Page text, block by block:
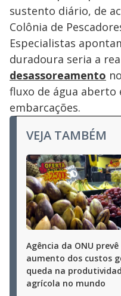
sustento diário, de
Colônia de
Especialistas
duradoura seria a
desassoreamento
fluxo de água aberto
embarcações.
VEJA TAMBÉM
Agência da ONU prevê
aumento dos custos
queda na
agrícola no mundo